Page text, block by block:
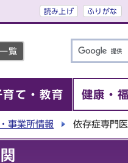
読み上げ ふりがな
覧
育て・教育 健康・
事業所情報 依存症専門